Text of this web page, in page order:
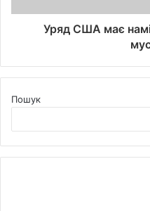
Уряд США має
Пошук